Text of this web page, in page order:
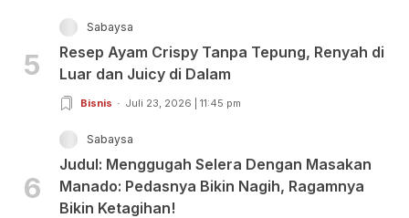
5
Sabaysa
Resep Ayam Crispy Tanpa Tepung, Renyah di
Luar dan Juicy di Dalam
Bisnis Juli 23, 2026 | 11:45 pm
6
Sabaysa
Judul: Menggugah Selera Dengan Masakan
Manado: Pedasnya Bikin Nagih, Ragamnya
Bikin Ketagihan!